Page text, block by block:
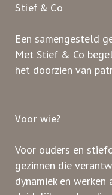
Stief & Co
Een samengesteld
Met Stief & Co
het doorzien van
Voor wie?
Voor ouders en
gezinnen die
dynamiek en